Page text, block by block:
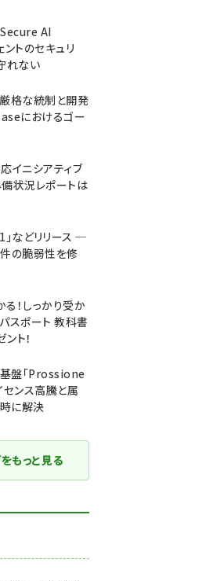
AI
トのセキュリ
れない
厳格な統制と開発
におけるゴー
イニシアティブ
備状況レポートは
」などリリース ─
の脆弱性を修
！しっかり受か
スポート 教科書
ト！
盤「Prossione
ンス高騰と属
に解決
もっと見る